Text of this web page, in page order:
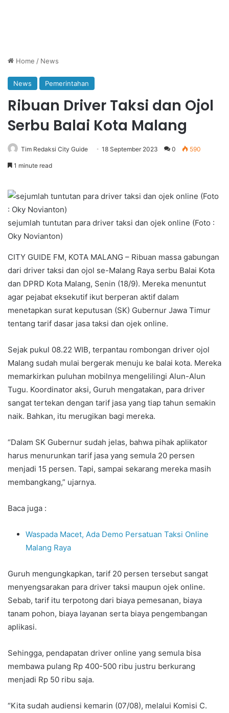
Home / News
News Pemerintahan
Ribuan Driver Taksi dan Ojol
Serbu Balai Kota Malang
Tim Redaksi City Guide 18 September 2023 0 590
1 minute read
sejumlah tuntutan para driver taksi dan ojek online (Foto :
Oky Novianton)
CITY GUIDE FM, KOTA MALANG – Ribuan massa gabungan
dari driver taksi dan ojol se-Malang Raya serbu Balai Kota
dan DPRD Kota Malang, Senin (18/9). Mereka menuntut
agar pejabat eksekutif ikut berperan aktif dalam
menetapkan surat keputusan (SK) Gubernur Jawa Timur
tentang tarif dasar jasa taksi dan ojek online.
Sejak pukul 08.22 WIB, terpantau rombongan driver ojol
Malang sudah mulai bergerak menuju ke balai kota. Mereka
memarkirkan puluhan mobilnya mengelilingi Alun-Alun
Tugu. Koordinator aksi, Guruh mengatakan, para driver
sangat tertekan dengan tarif jasa yang tiap tahun semakin
naik. Bahkan, itu merugikan bagi mereka.
“Dalam SK Gubernur sudah jelas, bahwa pihak aplikator
harus menurunkan tarif jasa yang semula 20 persen
menjadi 15 persen. Tapi, sampai sekarang mereka masih
membangkang,” ujarnya.
Baca juga :
Waspada Macet, Ada Demo Persatuan Taksi Online
Malang Raya
Guruh mengungkapkan, tarif 20 persen tersebut sangat
menyengsarakan para driver taksi maupun ojek online.
Sebab, tarif itu terpotong dari biaya pemesanan, biaya
tanam pohon, biaya layanan serta biaya pengembangan
aplikasi.
Sehingga, pendapatan driver online yang semula bisa
membawa pulang Rp 400-500 ribu justru berkurang
menjadi Rp 50 ribu saja.
“Kita sudah audiensi kemarin (07/08), melalui Komisi C.